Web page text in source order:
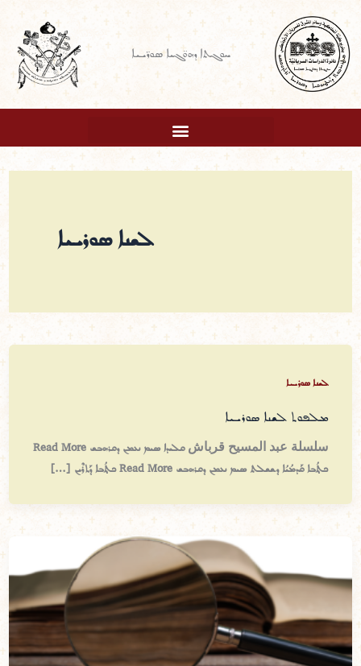
content
ܚܘܓܬܐ ܕܗܘ̈ܓܝܐ ܣܘܪ̈ܝܝܐ
ܠܫܢܐ ܣܘܪܝܝܐ
ܠܫܢܐ ܣܘܪܝܝܐ
ܡܠܦܘܬ ܠܫܢܐ ܣܘܪܝܝܐ
سلسلة عبد المسيح قرباش ܩܠܝܕܐ ܣܝܡ ܢܥܡܢ ܕܩܪܗܒܫ Read More
ܟ‍ܬ̥ܳܒܐ ܩܰܕܡܳܝܳܐ ܕܫܫܠܬ ܣܝܡ ܢܥܡܢ ܕܩܪܗܒܫ Read More ܟ‍ܬ̥ܳܒܐ ܕܰܬܪܶܝܢ […]